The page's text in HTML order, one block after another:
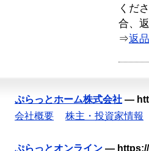
くだ
合、
⇒返
ぷらっとホーム株式会社 —
会社概要
株主・投資家情報
ぷらっとオンライン —